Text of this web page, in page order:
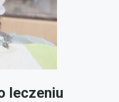
leczeniu